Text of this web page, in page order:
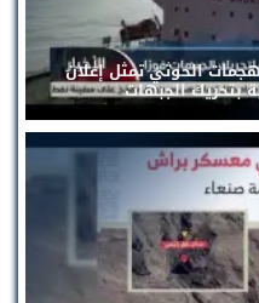
الحوثي تمثل إعلان
بتحريك الجبهات